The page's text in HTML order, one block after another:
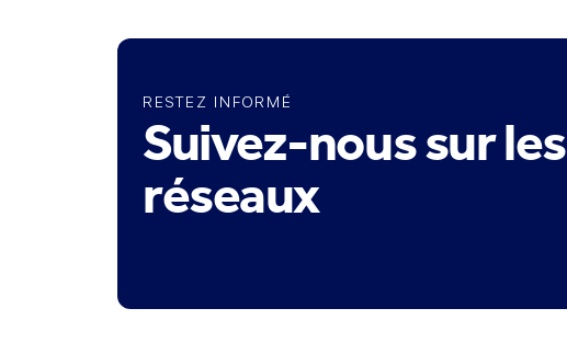
RESTEZ INFORMÉ
Suivez-nous sur les
réseaux